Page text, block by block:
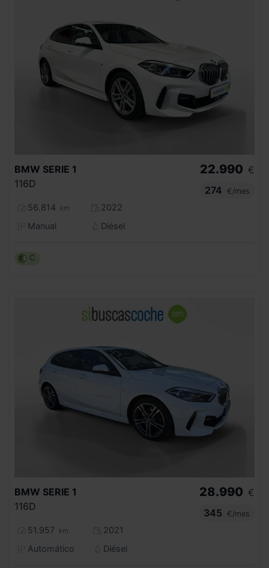
BMW SERIE 1
116D
56.814 km
2022
Manual
Diésel
22.990 €
274
€/mes
C
BMW SERIE 1
116D
51.957 km
2021
Automático
Diésel
28.990 €
345
€/mes